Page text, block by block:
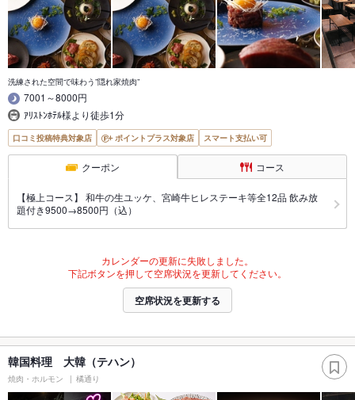
洗練された空間で味わう”隠れ家焼肉”
7001～8000円
ｱﾘｽﾄﾝﾎﾃﾙ様より徒歩1分
口コミ投稿特典対象店 ポイントプラス対象店 スマート支払い可
クーポン コース
【極上コース】 和牛の生ユッケ、宮崎牛ヒレステーキ等全12品 飲み放
題付き9500→8500円（込）
カレンダーの更新に失敗しました。
下記ボタンを押して空席状況を更新してください。
空席状況を更新する
韓国料理 大韓（テハン）
焼肉・ホルモン 橘通り